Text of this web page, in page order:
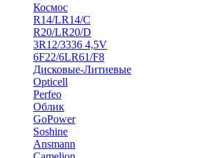
Космос
R14/LR14/C
R20/LR20/D
3R12/3336 4,5V
6F22/6LR61/F8
Дисковые-Литиевые
Opticell
Perfeo
Облик
GoPower
Soshine
Ansmann